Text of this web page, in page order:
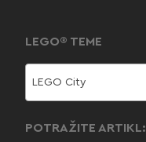
LEGO® TEME
LEGO City
POTRAŽITE ARTIKL: